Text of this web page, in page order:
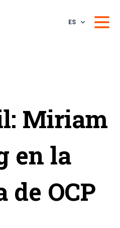
ES
Miriam
en la
OCP